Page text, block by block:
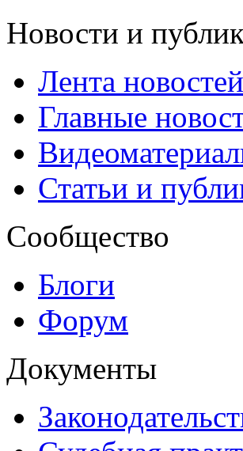
Новости и
Лента новостей
Главные
Статьи и
Сообщество
Блоги
Форум
Документы